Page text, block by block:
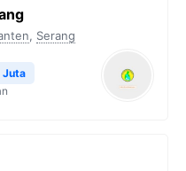
, Serang
Juta